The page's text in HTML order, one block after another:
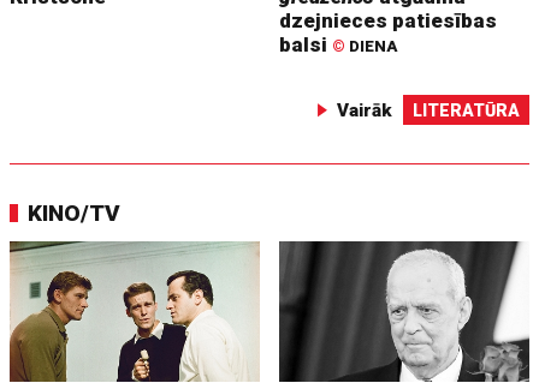
dzejnieces patiesības
balsi © DIENA
Vairāk LITERATŪRA
KINO/TV